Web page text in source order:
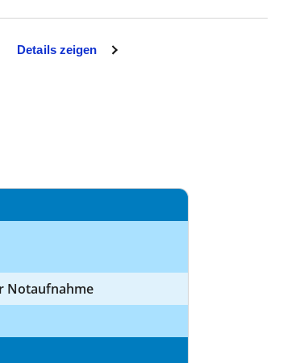
Details zeigen
Notaufnahme